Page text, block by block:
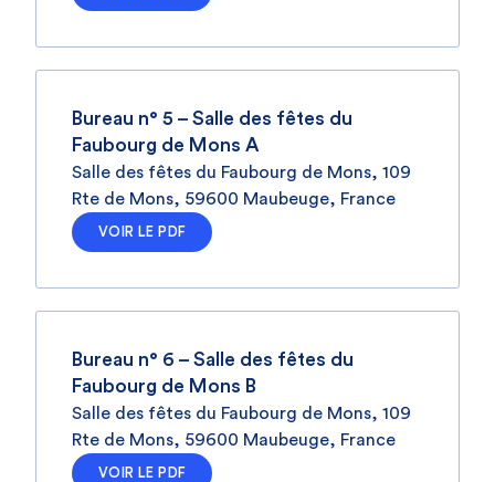
Bureau n° 5 – Salle des fêtes du
Faubourg de Mons A
Salle des fêtes du Faubourg de Mons, 109
Rte de Mons, 59600 Maubeuge, France
VOIR LE PDF
Bureau n° 6 – Salle des fêtes du
Faubourg de Mons B
Salle des fêtes du Faubourg de Mons, 109
Rte de Mons, 59600 Maubeuge, France
VOIR LE PDF